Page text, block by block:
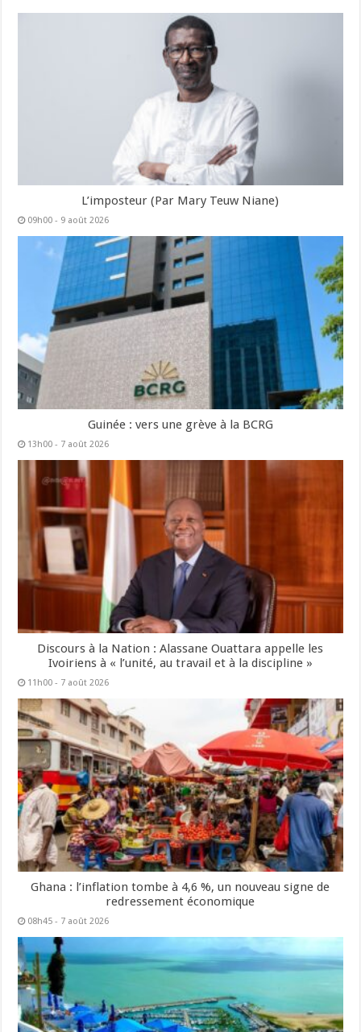
L’imposteur (Par Mary Teuw Niane)
09h00 - 9 août 2026
Guinée : vers une grève à la BCRG
13h00 - 7 août 2026
Discours à la Nation : Alassane Ouattara appelle les
Ivoiriens à « l’unité, au travail et à la discipline »
11h00 - 7 août 2026
Ghana : l’inflation tombe à 4,6 %, un nouveau signe de
redressement économique
08h45 - 7 août 2026